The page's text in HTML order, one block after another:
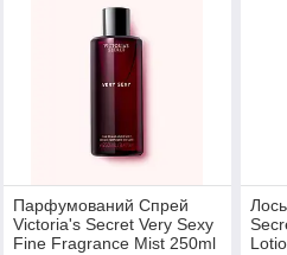
Парфумований Спрей
Victoria's Secret Very Sexy
Fine Fragrance Mist 250ml